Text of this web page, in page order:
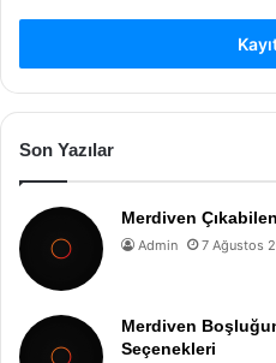
Son Yazılar
Merdiven
Admin 7 Ağustos
Merdiven
Seçenekleri